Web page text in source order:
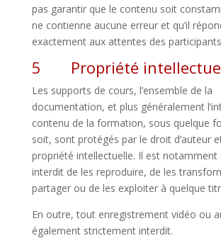
pas garantir que le contenu soit
ne contienne aucune erreur et qu’il
exactement aux attentes des
5 Propriété
Les supports de cours, l’ensemble de la
documentation, et plus généralement
contenu de la formation, sous quelque
soit, sont protégés par le droit d’auteur
propriété intellectuelle. Il est
interdit de les reproduire, de les
partager ou de les exploiter à quelque
En outre, tout enregistrement vidéo ou
également strictement interdit.